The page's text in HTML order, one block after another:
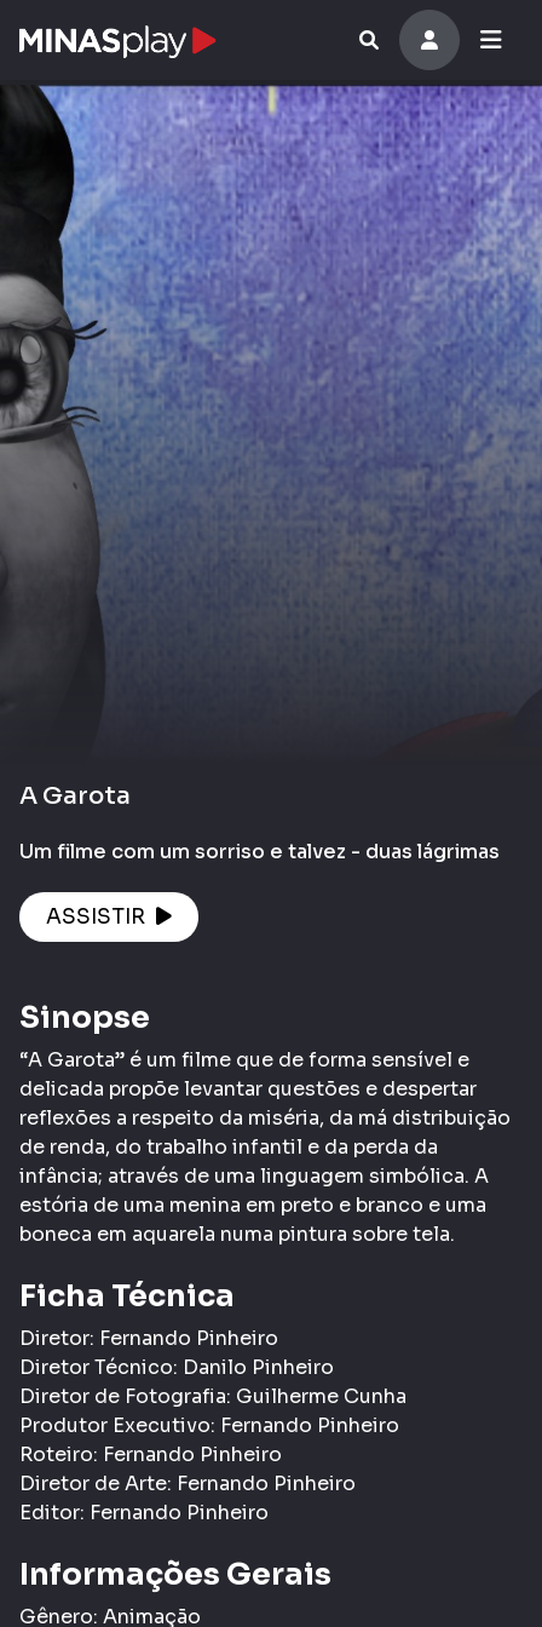
A Garota
Um filme com um sorriso e talvez - duas lágrimas
ASSISTIR
Sinopse
“A Garota” é um filme que de forma sensível e
delicada propõe levantar questões e despertar
reflexões a respeito da miséria, da má distribuição
de renda, do trabalho infantil e da perda da
infância; através de uma linguagem simbólica. A
estória de uma menina em preto e branco e uma
boneca em aquarela numa pintura sobre tela.
Ficha Técnica
Diretor: Fernando Pinheiro
Diretor Técnico: Danilo Pinheiro
Diretor de Fotografia: Guilherme Cunha
Produtor Executivo: Fernando Pinheiro
Roteiro: Fernando Pinheiro
Diretor de Arte: Fernando Pinheiro
Editor: Fernando Pinheiro
Informações Gerais
Gênero: Animação